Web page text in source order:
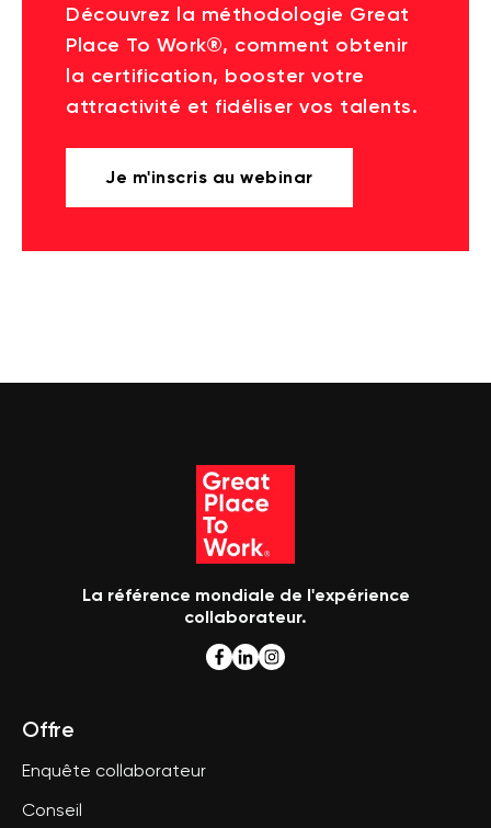
Découvrez la méthodologie Great
Place To Work®, comment obtenir
la certification, booster votre
attractivité et fidéliser vos talents.
Je m'inscris au webinar
La référence mondiale de l'expérience
collaborateur.
Offre
Enquête collaborateur
Conseil